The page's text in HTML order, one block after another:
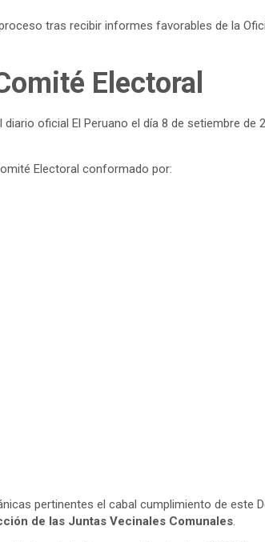
tras recibir informes favorables de la
Electoral
diario oficial El Peruano el día 8 de setiembre
Electoral conformado por:
pertinentes el cabal cumplimiento de este
de las Juntas Vecinales Comunales.